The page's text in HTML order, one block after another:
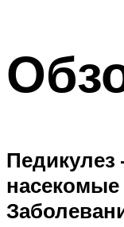
Педикулез